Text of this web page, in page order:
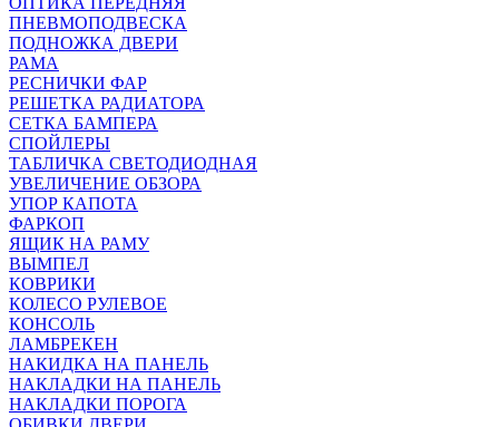
ПНЕВМОПОДВЕСКА
ПОДНОЖКА ДВЕРИ
РАМА
РЕСНИЧКИ ФАР
РЕШЕТКА РАДИАТОРА
СЕТКА БАМПЕРА
СПОЙЛЕРЫ
ТАБЛИЧКА СВЕТОДИОДНАЯ
УВЕЛИЧЕНИЕ ОБЗОРА
УПОР КАПОТА
ФАРКОП
ЯЩИК НА РАМУ
ВЫМПЕЛ
КОВРИКИ
КОЛЕСО РУЛЕВОЕ
КОНСОЛЬ
ЛАМБРЕКЕН
НАКИДКА НА ПАНЕЛЬ
НАКЛАДКИ НА ПАНЕЛЬ
НАКЛАДКИ ПОРОГА